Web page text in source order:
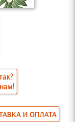
И ОПЛАТА